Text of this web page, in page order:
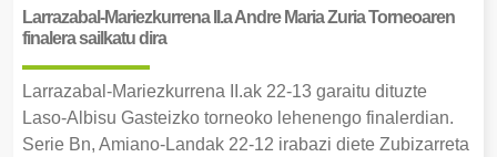
Larrazabal-Mariezkurrena II.a Andre Maria Zuria Torneoaren
finalera sailkatu dira
Larrazabal-Mariezkurrena II.ak 22-13 garaitu dituzte
Laso-Albisu Gasteizko torneoko lehenengo finalerdian.
Serie Bn, Amiano-Landak 22-12 irabazi diete Zubizarreta